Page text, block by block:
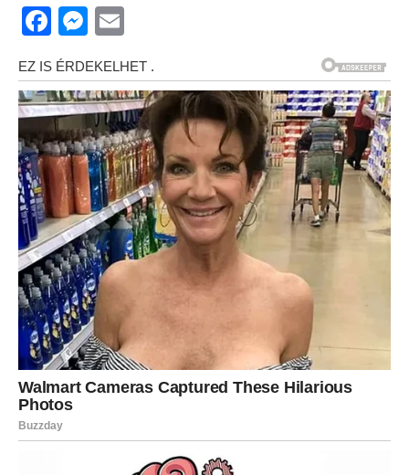
F
a
c
e
b
o
o
k
M
ss
e
n
g
e
r
ai
l